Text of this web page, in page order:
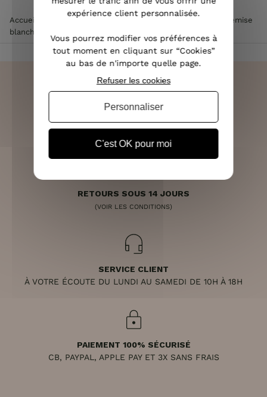
Accueil Vêtements femme Tee Shirt / Top femme
Chemise
blanche poches et dos dentelle
OFFERTE DÈS 70€
RETOURS SOUS 14 JOURS
(VOIR LES CONDITIONS)
SERVICE CLIENT
À VOTRE ÉCOUTE DU LUNDI AU SAMEDI DE 10H À 18H
PAIEMENT 100% SÉCURISÉ
CB, PAYPAL, APPLE PAY ET 3X SANS FRAIS
expérience client personnalisée.
Vous pourrez modifier vos préférences à
tout moment en cliquant sur “Cookies”
au bas de n'importe quelle page.
C'est OK pour moi
Refuser les cookies
Personnaliser